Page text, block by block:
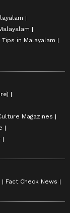
in Malayalam
Magazines
Fact Check News